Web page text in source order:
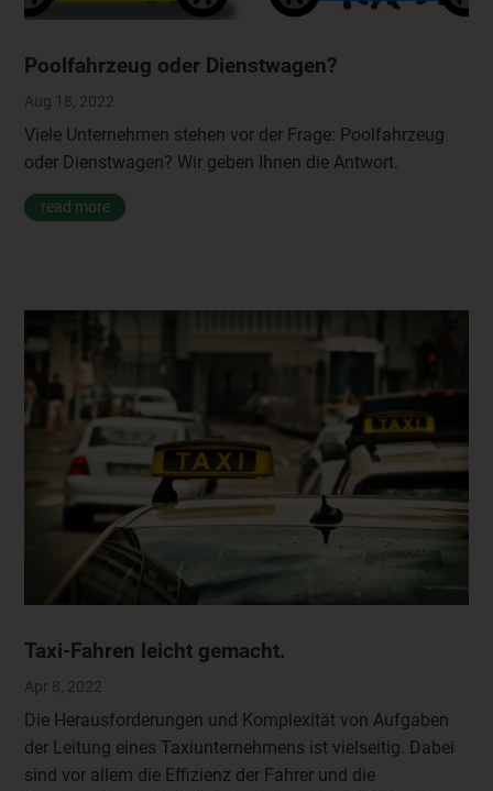
Poolfahrzeug oder Dienstwagen?
Aug 18, 2022
Viele Unternehmen stehen vor der Frage: Poolfahrzeug
oder Dienstwagen? Wir geben Ihnen die Antwort.
read more
Taxi-Fahren leicht gemacht.
Apr 8, 2022
Die Herausforderungen und Komplexität von Aufgaben
der Leitung eines Taxiunternehmens ist vielseitig. Dabei
sind vor allem die Effizienz der Fahrer und die